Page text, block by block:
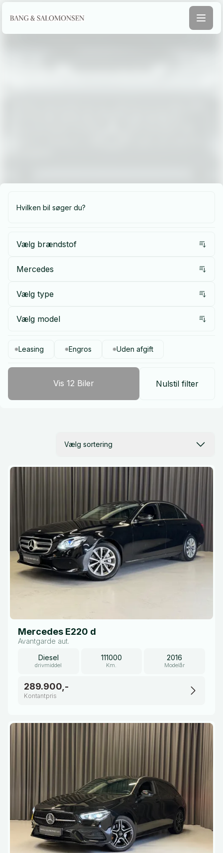
Vælg brændstof
Mercedes
Vælg type
Vælg model
Leasing Engros Uden afgift
Vis 12 Biler Nulstil filter
Vælg sortering
Mercedes E220 d
Avantgarde aut.
Diesel
drivmiddel
111000
Km.
2016
Modelår
289.900,-
Kontantpris